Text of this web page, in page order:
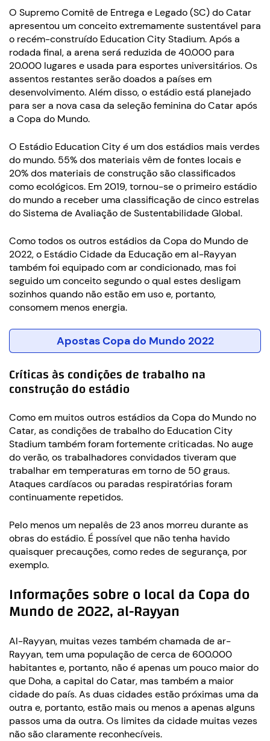
O Supremo Comitê de Entrega e Legado (SC) do Catar
apresentou um conceito extremamente sustentável para
o recém-construído Education City Stadium. Após a
rodada final, a arena será reduzida de 40.000 para
20.000 lugares e usada para esportes universitários. Os
assentos restantes serão doados a países em
desenvolvimento. Além disso, o estádio está planejado
para ser a nova casa da seleção feminina do Catar após
a Copa do Mundo.
O Estádio Education City é um dos estádios mais verdes
do mundo. 55% dos materiais vêm de fontes locais e
20% dos materiais de construção são classificados
como ecológicos. Em 2019, tornou-se o primeiro estádio
do mundo a receber uma classificação de cinco estrelas
do Sistema de Avaliação de Sustentabilidade Global.
Como todos os outros estádios da Copa do Mundo de
2022, o Estádio Cidade da Educação em al-Rayyan
também foi equipado com ar condicionado, mas foi
seguido um conceito segundo o qual estes desligam
sozinhos quando não estão em uso e, portanto,
consomem menos energia.
Apostas Copa do Mundo 2022
Críticas às condições de trabalho na
construção do estádio
Como em muitos outros estádios da Copa do Mundo no
Catar, as condições de trabalho do Education City
Stadium também foram fortemente criticadas. No auge
do verão, os trabalhadores convidados tiveram que
trabalhar em temperaturas em torno de 50 graus.
Ataques cardíacos ou paradas respiratórias foram
continuamente repetidos.
Pelo menos um nepalês de 23 anos morreu durante as
obras do estádio. É possível que não tenha havido
quaisquer precauções, como redes de segurança, por
exemplo.
Informações sobre o local da Copa do
Mundo de 2022, al-Rayyan
Al-Rayyan, muitas vezes também chamada de ar-
Rayyan, tem uma população de cerca de 600.000
habitantes e, portanto, não é apenas um pouco maior do
que Doha, a capital do Catar, mas também a maior
cidade do país. As duas cidades estão próximas uma da
outra e, portanto, estão mais ou menos a apenas alguns
passos uma da outra. Os limites da cidade muitas vezes
não são claramente reconhecíveis.